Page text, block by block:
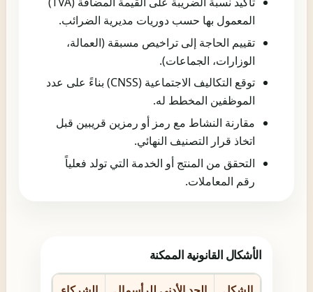
المعمول بها حسب دوريات مديرية الضرائب.
تقييم الحاجة إلى تراخيص مسبقة (العمالة،
الوزارات، الجماعات).
توقع التكاليف الاجتماعية (CNSS) بناءً على عدد
الموظفين المخطط له.
مقارنة النشاط مع رمز أو رمزين قريبين قبل
اتخاذ قرار التصنيف النهائي.
التحقق من المنتج أو الخدمة التي تولد فعلياً
رقم المعاملات.
الأشكال القانونية الممكنة